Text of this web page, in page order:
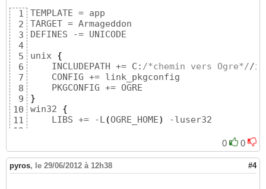
1
2
3
4
5
6
7
8
9
10
11
12
14
15
16
TEMPLATE = app
TARGET = Armageddon
DEFINES -= UNICODE
unix {
    INCLUDEPATH += C:
/*chemin vers Ogre*//
    CONFIG += link_pkgconfig
}
win32 {
    LIBS += -L
(OGRE_HOME)
-luser32
//boost//lib
    debug:LIBS += -L$
(OGRE_HOME)//lib//debug
    INCLUDEPATH += $
    INCLUDEPATH += $
(OGRE_HOME)//include//
0 0
pyros, le 29/06/2012 à 12h38 #4